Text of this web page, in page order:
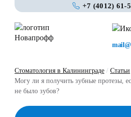
+7 (4012) 61-
Стоматология в Калининграде / Статьи
Могу ли я получить зубные протезы,
не было зубов?